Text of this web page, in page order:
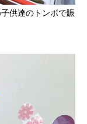
供達のトンボで賑